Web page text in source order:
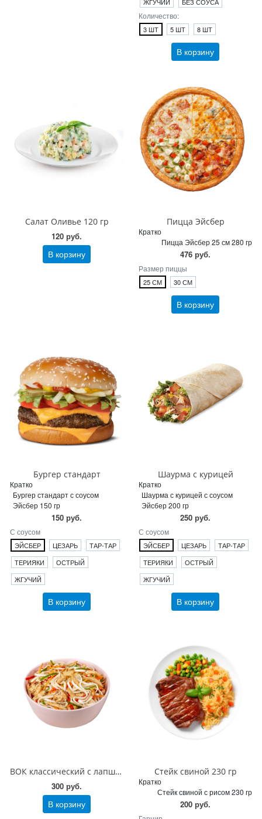
Количество:
3 ШТ 5 ШТ 8 ШТ
В корзину
Салат Оливье 120 гр
120 руб.
В корзину
Пицца Эйсбер
Кратко
Пицца Эйсбер 25 см 280 гр
476 руб.
Размер пиццы
25 СМ 30 СМ
В корзину
Бургер стандарт
Кратко
Бургер стандарт с соусом
Эйсбер 150 гр
150 руб.
С соусом
ЭЙСБЕР ЦЕЗАРЬ
ТАР-ТАР
ТЕРИЯКИ
ОСТРЫЙ
ЖГУЧИЙ
В корзину
Шаурма с курицей
Кратко
Шаурма с курицей с соусом
Эйсбер 200 гр
250 руб.
С соусом
ЭЙСБЕР ЦЕЗАРЬ
ТАР-ТАР
ТЕРИЯКИ
ОСТРЫЙ
ЖГУЧИЙ
В корзину
ВОК классический с лапшой 200 гр
300 руб.
В корзину
Стейк свиной 230 гр
Кратко
Стейк свиной с рисом 230 гр
200 руб.